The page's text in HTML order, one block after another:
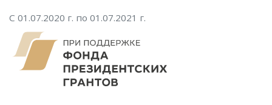
С 01.07.2020 г. по 01.07.2021 г.